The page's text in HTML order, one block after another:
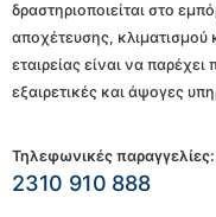
δραστηριοποιείται στο
αποχέτευσης, κλιματισμού
εταιρείας είναι να
εξαιρετικές και άψογες
Τηλεφωνικές παραγγελίες:
2310 910 888